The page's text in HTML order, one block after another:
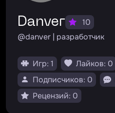
Danver
10
@danver | разработчик
Игр: 1
Лайков: 0
Подписчиков: 0
Рецензий: 0